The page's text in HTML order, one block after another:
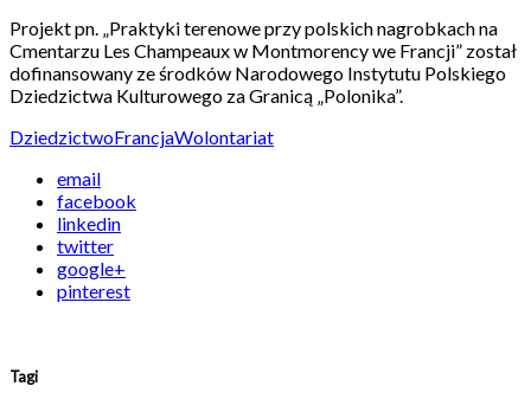
Projekt pn. „Praktyki terenowe przy polskich nagrobkach na
Cmentarzu Les Champeaux w Montmorency we Francji” został
dofinansowany ze środków Narodowego Instytutu Polskiego
Dziedzictwa Kulturowego za Granicą „Polonika”.
DziedzictwoFrancjaWolontariat
email
facebook
linkedin
twitter
google+
pinterest
Tagi